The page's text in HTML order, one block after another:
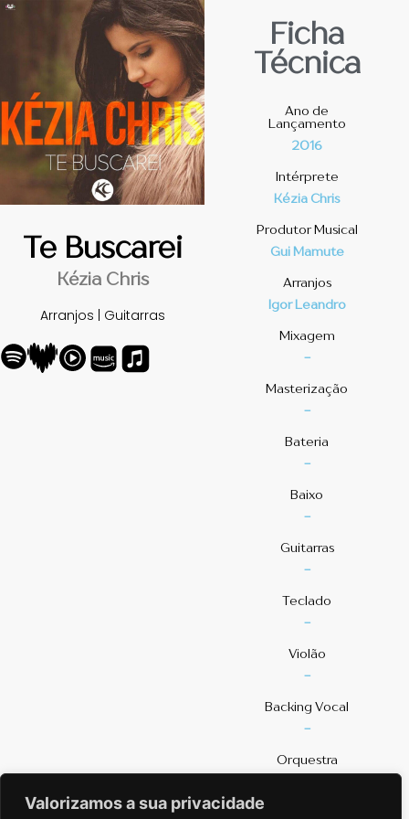
Valorizamos a sua privacidade
Te Buscarei
Kézia Chris
Arranjos | Guitarras
Ficha
Técnica
Ano de
Lançamento
2016
Intérprete
Kézia Chris
Produtor Musical
Gui Mamute
Arranjos
Igor Leandro
Mixagem
-
Masterização
-
Bateria
-
Baixo
-
Guitarras
-
Teclado
-
Violão
-
⁠Backing Vocal
-
Orquestra